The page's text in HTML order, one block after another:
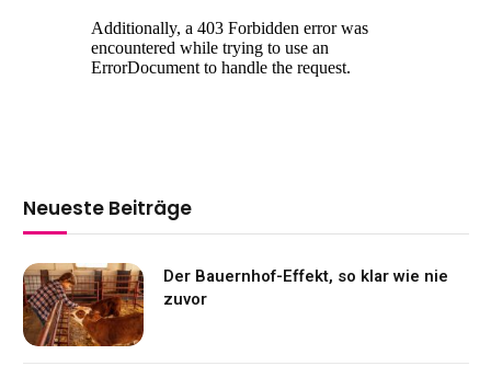
Neueste Beiträge
Der Bauernhof-Effekt, so klar wie nie
zuvor